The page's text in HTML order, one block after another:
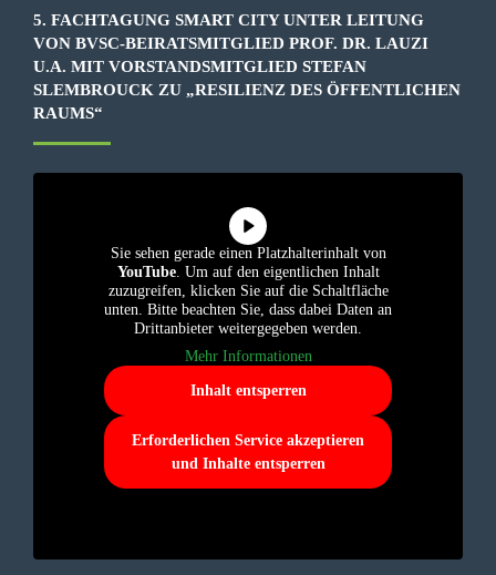
5. FACHTAGUNG SMART CITY UNTER LEITUNG
VON BVSC-BEIRATSMITGLIED PROF. DR. LAUZI
U.A. MIT VORSTANDSMITGLIED STEFAN
SLEMBROUCK ZU „RESILIENZ DES ÖFFENTLICHEN
RAUMS“
Sie sehen gerade einen Platzhalterinhalt von
YouTube. Um auf den eigentlichen Inhalt
zuzugreifen, klicken Sie auf die Schaltfläche
unten. Bitte beachten Sie, dass dabei Daten an
Drittanbieter weitergegeben werden.
Mehr Informationen
Inhalt entsperren
Erforderlichen Service akzeptieren
und Inhalte entsperren